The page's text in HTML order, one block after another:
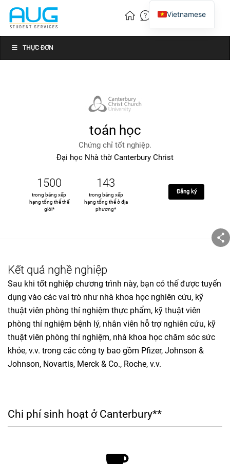
THỰC ĐƠN
toán học
Chứng chỉ tốt nghiệp.
Đại học Nhà thờ Canterbury Christ
1500
trong bảng xếp
hạng tổng thể thế
giới*
143
trong bảng xếp
hạng tổng thể ở địa
phương*
Đăng ký
Kết quả nghề nghiệp
Sau khi tốt nghiệp chương trình này, bạn có thể được tuyển
dụng vào các vai trò như nhà khoa học nghiên cứu, kỹ
thuật viên phòng thí nghiệm thực phẩm, kỹ thuật viên
phòng thí nghiệm bệnh lý, nhân viên hỗ trợ nghiên cứu, kỹ
thuật viên phòng thí nghiệm, nhà khoa học chăm sóc sức
khỏe, v.v. trong các công ty bao gồm Pfizer, Johnson &
Johnson, Novartis, Merck & Co., Roche, v.v.
Chi phí sinh hoạt ở Canterbury**
Vietnamese